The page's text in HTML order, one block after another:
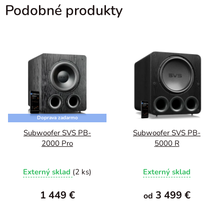
Podobné produkty
Doprava zadarmo
Subwoofer SVS PB-
2000 Pro
Externý sklad (2 ks)
1 449 €
Subwoofer SVS PB-
5000 R
Externý sklad
od 3 499 €